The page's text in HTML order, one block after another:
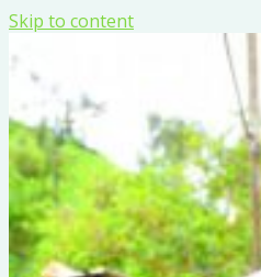
Skip to content